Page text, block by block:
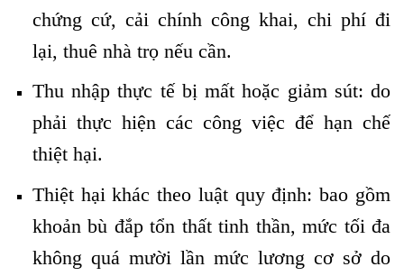
chứng cứ, cải chính công khai, chi phí đi
lại, thuê nhà trọ nếu cần.
Thu nhập thực tế bị mất hoặc giảm sút: do
phải thực hiện các công việc để hạn chế
thiệt hại.
Thiệt hại khác theo luật quy định: bao gồm
khoản bù đắp tổn thất tinh thần, mức tối đa
không quá mười lần mức lương cơ sở do